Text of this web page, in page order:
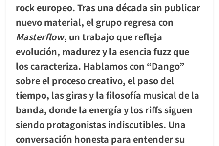
rock europeo. Tras una década sin publicar
nuevo material, el grupo regresa con
Masterflow, un trabajo que refleja
evolución, madurez y la esencia fuzz que
los caracteriza. Hablamos con “Dango”
sobre el proceso creativo, el paso del
tiempo, las giras y la filosofía musical de la
banda, donde la energía y los riffs siguen
siendo protagonistas indiscutibles. Una
conversación honesta para entender su